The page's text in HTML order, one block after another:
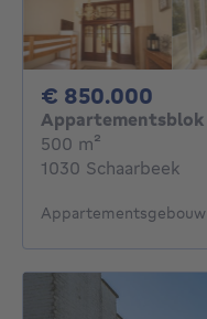
€ 850.000
Appartementsblok
500 m²
1030 Schaarbeek
Appartementsgebouw